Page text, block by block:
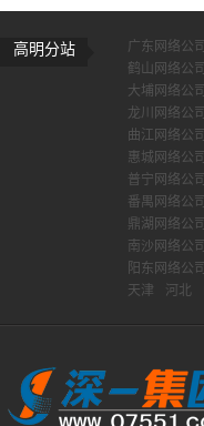
高明分站 广东网络公司
鹤山网络公司
大埔网络公司
龙川网络公司
曲江网络公司
惠城网络公司
普宁网络公司
番禺网络公司
鼎湖网络公司
南沙网络公司
阳东网络公司
天津
河北